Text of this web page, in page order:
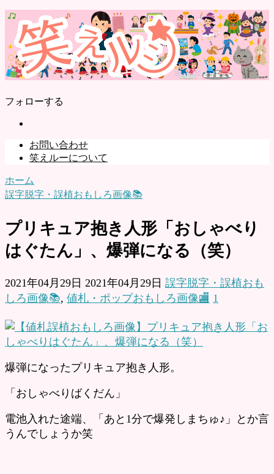
フォローする
お問い合わせ
笑えルーについて
ホーム
誤字脱字・誤植おもしろ画像📚
プリキュア抱き人形「おしゃべり
はぐたん」、爆弾になる（笑）
2021年04月29日 2021年04月29日 誤字脱字・誤植おも
しろ画像📚, 値札・ポップおもしろ画像🏬 1
爆弾になったプリキュア抱き人形。
「おしゃべりばくだん」
電池入れた途端、「あと1分で爆発しまちゅ♪」とか言
うんでしょうか笑